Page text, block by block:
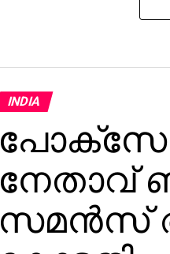
INDIA
പോക്‌സോ
നേതാവ്
സമന്‍സ്